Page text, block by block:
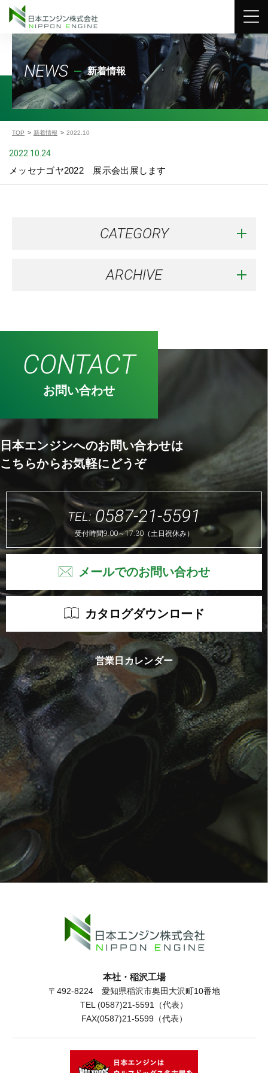
NEWS 新着情報
TOP 新着情報 2022.10
2022.10.24
メッセナゴヤ2022 展示会出展します
CATEGORY
ARCHIVE
CONTACT
お問い合わせ
日本エンジンへのお問い合わせは
こちらからお気軽にどうぞ
TEL:0587-21-5591
受付時間9:00～17:30（土日祝休み）
メールでのお問い合わせ
カタログダウンロード
営業日カレンダー
本社・稲沢工場
〒492-8224 愛知県稲沢市奥田大沢町10番地
TEL (0587)21-5591（代表）
FAX(0587)21-5599（代表）